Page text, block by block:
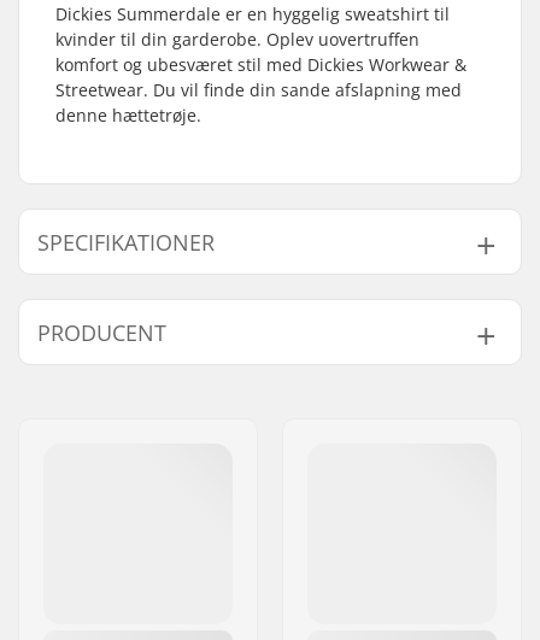
Dickies Summerdale er en hyggelig sweatshirt til
kvinder til din garderobe. Oplev uovertruffen
komfort og ubesværet stil med Dickies Workwear &
Streetwear. Du vil finde din sande afslapning med
denne hættetrøje.
SPECIFIKATIONER
Køn: Women
PRODUCENT